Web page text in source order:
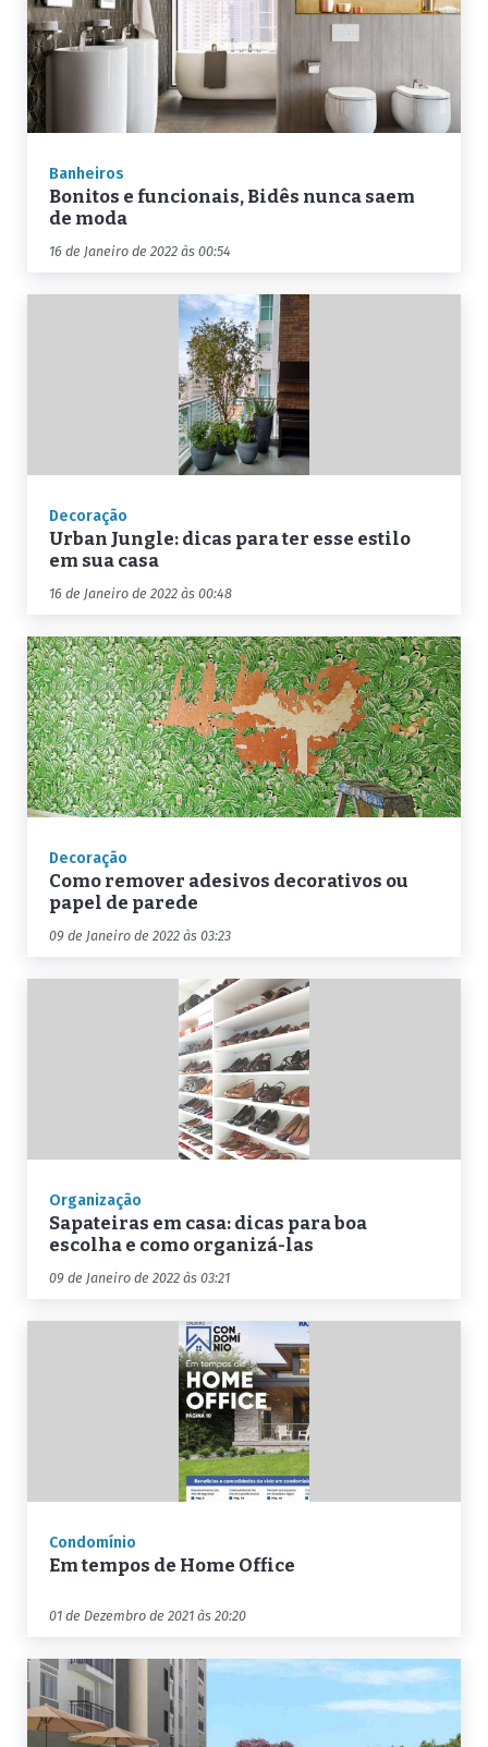
Banheiros
Bonitos e funcionais, Bidês nunca saem
de moda
16 de Janeiro de 2022 às 00:54
Decoração
Urban Jungle: dicas para ter esse estilo
em sua casa
16 de Janeiro de 2022 às 00:48
Decoração
Como remover adesivos decorativos ou
papel de parede
09 de Janeiro de 2022 às 03:23
Organização
Sapateiras em casa: dicas para boa
escolha e como organizá-las
09 de Janeiro de 2022 às 03:21
Condomínio
Em tempos de Home Office
01 de Dezembro de 2021 às 20:20